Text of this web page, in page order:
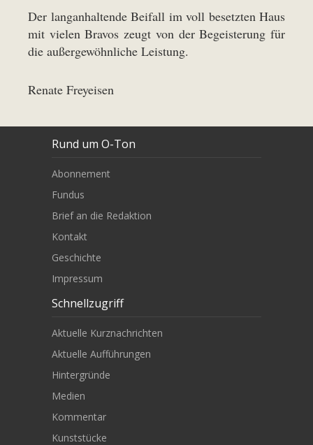
Der langanhaltende Beifall im voll besetzten Haus
mit vielen Bravos zeugt von der Begeisterung für
die außergewöhnliche Leistung.
Renate Freyeisen
Rund um O-Ton
Abonnement
Fundus
Brief an die Redaktion
Kontakt
Geschichte
Impressum
Schnellzugriff
Aktuelle Kurznachrichten
Aktuelle Aufführungen
Hintergründe
Medien
Kommentar
Kunststücke